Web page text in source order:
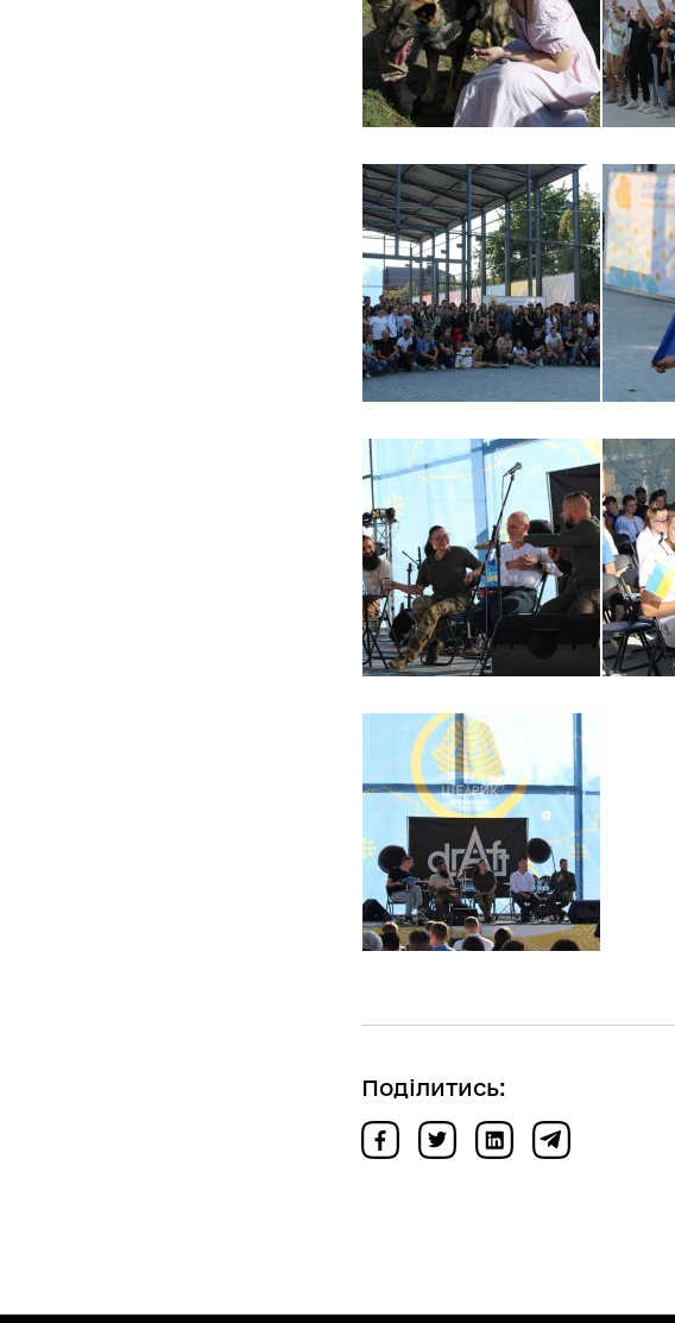
Поділитись: